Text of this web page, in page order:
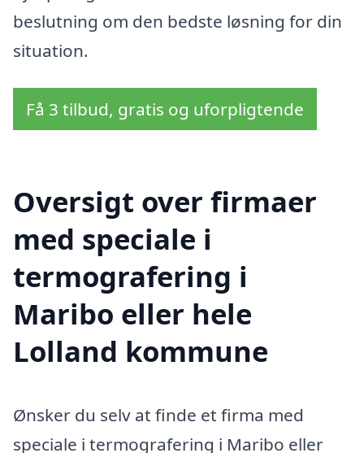
beslutning om den bedste løsning for din
situation.
Få 3 tilbud, gratis og uforpligtende
Oversigt over firmaer
med speciale i
termografering i
Maribo eller hele
Lolland kommune
Ønsker du selv at finde et firma med
speciale i termografering i Maribo eller